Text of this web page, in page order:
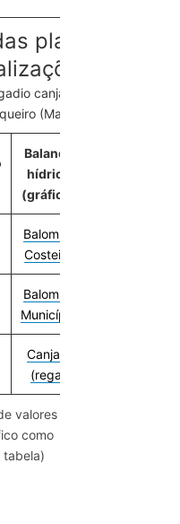
plantas
canjala, Balombo
(Mapa)
Balanço
hídrico
(gráfico)
Balombo
Costeira
Balombo
Município
Canjala
(rega)
valores
como
tabela)